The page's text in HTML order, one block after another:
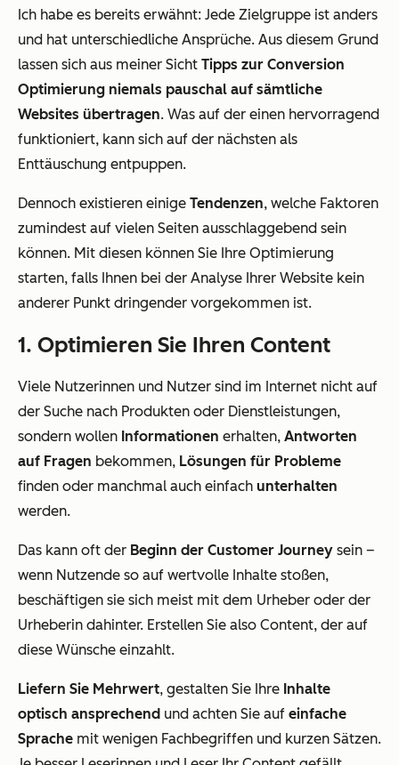
Ich habe es bereits erwähnt: Jede Zielgruppe ist anders
und hat unterschiedliche Ansprüche. Aus diesem Grund
lassen sich aus meiner Sicht Tipps zur Conversion
Optimierung niemals pauschal auf sämtliche
Websites übertragen. Was auf der einen hervorragend
funktioniert, kann sich auf der nächsten als
Enttäuschung entpuppen.
Dennoch existieren einige Tendenzen, welche Faktoren
zumindest auf vielen Seiten ausschlaggebend sein
können. Mit diesen können Sie Ihre Optimierung
starten, falls Ihnen bei der Analyse Ihrer Website kein
anderer Punkt dringender vorgekommen ist.
1. Optimieren Sie Ihren Content
Viele Nutzerinnen und Nutzer sind im Internet nicht auf
der Suche nach Produkten oder Dienstleistungen,
sondern wollen Informationen erhalten, Antworten
auf Fragen bekommen, Lösungen für Probleme
finden oder manchmal auch einfach unterhalten
werden.
Das kann oft der Beginn der Customer Journey sein –
wenn Nutzende so auf wertvolle Inhalte stoßen,
beschäftigen sie sich meist mit dem Urheber oder der
Urheberin dahinter. Erstellen Sie also Content, der auf
diese Wünsche einzahlt.
Liefern Sie Mehrwert, gestalten Sie Ihre Inhalte
optisch ansprechend und achten Sie auf einfache
Sprache mit wenigen Fachbegriffen und kurzen Sätzen.